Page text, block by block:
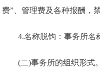
费”、管理费及各种报酬，
4.名称脱钩：事务所名称
(二)事务所的组织形式。